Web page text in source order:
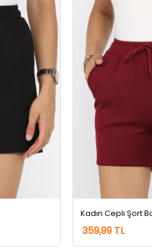
Kadın Cepli Şort
359,99 TL